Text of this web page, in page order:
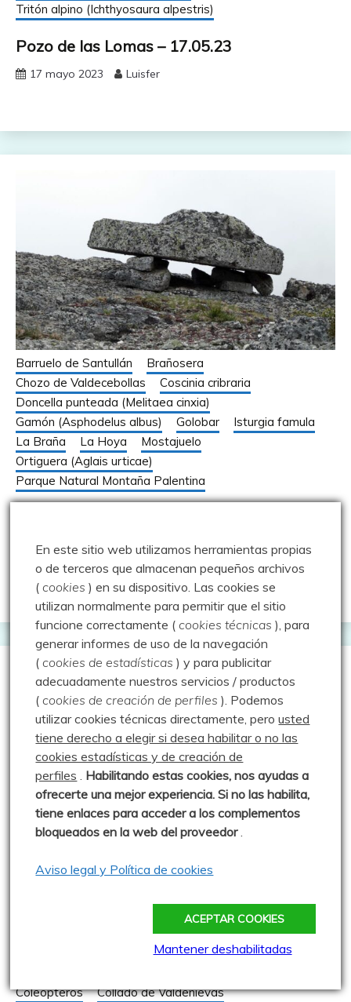
Tritón alpino (Ichthyosaura alpestris)
Pozo de las Lomas – 17.05.23
17 mayo 2023 Luisfer
Barruelo de Santullán
Brañosera
Chozo de Valdecebollas
Coscinia cribraria
Doncella punteada (Melitaea cinxia)
Gamón (Asphodelus albus)
Golobar
Isturgia famula
La Braña
La Hoya
Mostajuelo
Ortiguera (Aglais urticae)
Parque Natural Montaña Palentina
13 mayo 2023 Luisfer
Acentor común (Prunella modularis)
Ajedrezada menor (Pyrgus malvoides)
Apolo (Parnassius apollo)
Arroyo de Hormás
Cardaño de Arriba
Coleópteros
Collado de Valdenievas
En este sitio web utilizamos herramientas propias
o de terceros que almacenan pequeños archivos
(cookies ) en su dispositivo. Las cookies se
utilizan normalmente para permitir que el sitio
funcione correctamente (cookies técnicas ), para
generar informes de uso de la navegación
(cookies de estadísticas ) y para publicitar
adecuadamente nuestros servicios / productos
(cookies de creación de perfiles ). Podemos
utilizar cookies técnicas directamente, perousted
tiene derecho a elegir si desea habilitar o no las
cookies estadísticas y de creación de
perfiles . Habilitando estas cookies, nos ayudas a
ofrecerte una mejor experiencia. Si no las habilita,
tiene enlaces para acceder a los complementos
bloqueados en la web del proveedor.
Aviso legal y Política de cookies
ACEPTAR COOKIES
Mantener deshabilitadas